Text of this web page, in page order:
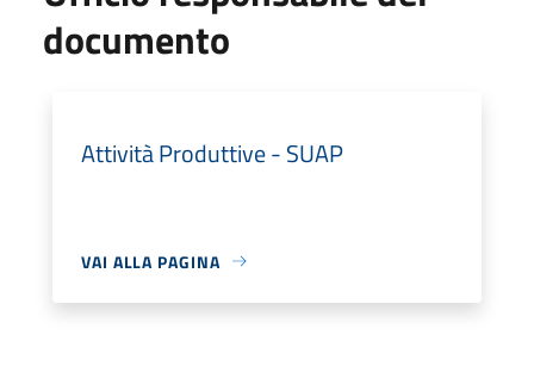
documento
Attività Produttive - SUAP
VAI ALLA PAGINA